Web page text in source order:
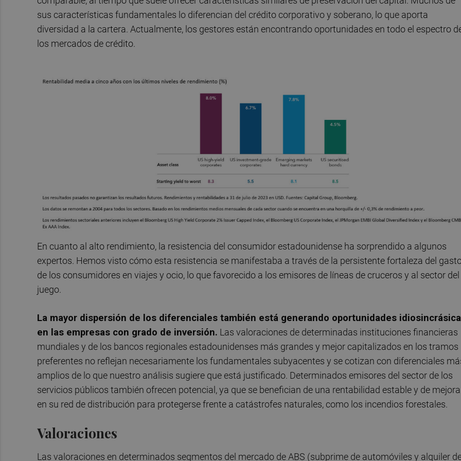
sus características fundamentales lo diferencian del crédito corporativo y soberano, lo que aporta
diversidad a la cartera. Actualmente, los gestores están encontrando oportunidades en todo el espectro
los mercados de crédito.
En cuanto al alto rendimiento, la resistencia del consumidor estadounidense ha sorprendido a algunos
expertos. Hemos visto cómo esta resistencia se manifestaba a través de la persistente fortaleza del
de los consumidores en viajes y ocio, lo que favorecido a los emisores de líneas de cruceros y al sector del
juego.
La mayor dispersión de los diferenciales también está generando oportunidades
en las empresas con grado de inversión. Las valoraciones de determinadas instituciones financieras
mundiales y de los bancos regionales estadounidenses más grandes y mejor capitalizados en los tramos
preferentes no reflejan necesariamente los fundamentales subyacentes y se cotizan con diferenciales
amplios de lo que nuestro análisis sugiere que está justificado. Determinados emisores del sector de los
servicios públicos también ofrecen potencial, ya que se benefician de una rentabilidad estable y de
en su red de distribución para protegerse frente a catástrofes naturales, como los incendios forestales.
Valoraciones
Las valoraciones en determinados segmentos del mercado de ABS (subprime de automóviles y alquiler